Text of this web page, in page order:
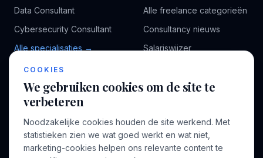
Data Consultant
Cybersecurity Consultant
Alle specialisaties →
Alle freelance categorieën
Consultancy nieuws
Salariswijzer
BEDRIJF
Over ons
Profiel aanmaken
COOKIES
We gebruiken cookies om de site te
verbeteren
Noodzakelijke cookies houden de site werkend. Met
statistieken zien we wat goed werkt en wat niet,
marketing-cookies helpen ons relevante content te